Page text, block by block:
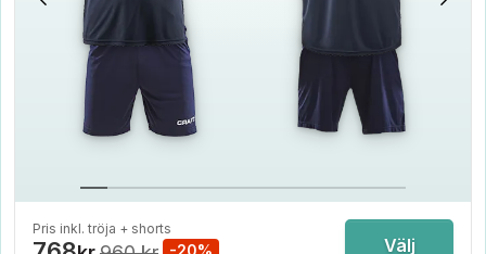
Pris inkl. tröja + shorts
Välj